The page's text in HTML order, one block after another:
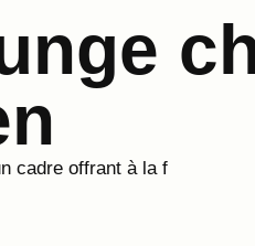
cadre offrant à la f